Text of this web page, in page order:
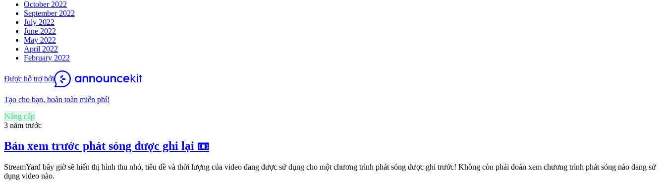
October 2022
September 2022
July 2022
June 2022
May 2022
April 2022
February 2022
Được hỗ trợ bởi
Tạo cho bạn, hoàn toàn miễn phí!
Nâng cấp
3 năm trước
Bản xem trước phát sóng được ghi lại 📼
StreamYard bây giờ sẽ hiển thị hình thu nhỏ, tiêu đề và thời lượng của video đang được sử dụng cho một chương trình phát sóng được ghi trước! Không còn phải đoán xem chương trình phát sóng nào đang sử
dụng video nào.